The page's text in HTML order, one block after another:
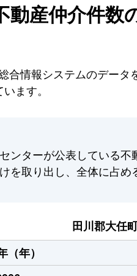
動産仲介件数
合情報システムのデー
ます。
ンターが公表している不
を取り出し、全体に占め
田川郡大任
（年）